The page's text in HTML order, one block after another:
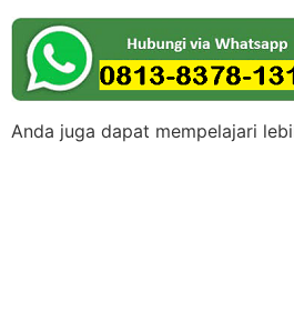
Anda juga dapat mempelajari